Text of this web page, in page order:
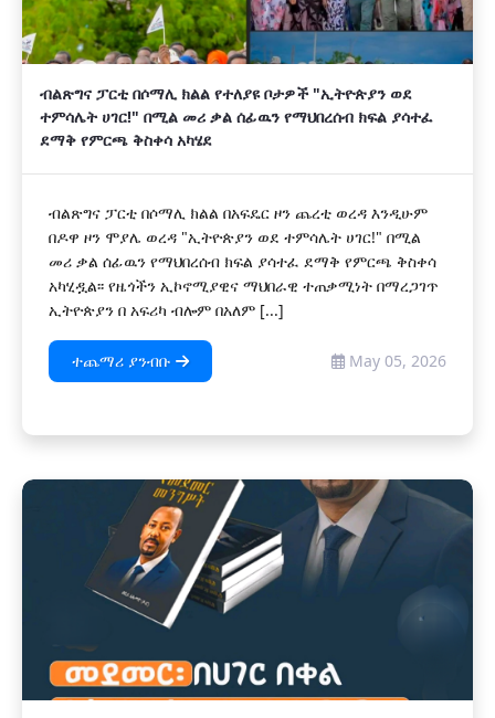
ብልጽግና ፓርቲ በሶማሊ ክልል የተለያዩ ቦታዎች "ኢትዮጵያን ወደ
ተምሳሌት ሀገር!" በሚል መሪ ቃል ሰፊዉን የማህበረሰብ ክፍል ያሳተፈ
ደማቅ የምርጫ ቅስቀሳ አካሄደ
ብልጽግና ፓርቲ በሶማሊ ክልል በአፍዴር ዞን ጨረቲ ወረዳ እንዲሁም
በዶዋ ዞን ሞያሌ ወረዳ "ኢትዮጵያን ወደ ተምሳሌት ሀገር!" በሚል
መሪ ቃል ሰፊዉን የማህበረሰብ ክፍል ያሳተፈ ደማቅ የምርጫ ቅስቀሳ
አካሂዷል፡፡ የዜጎችን ኢኮኖሚያዊና ማህበራዊ ተጠቃሚነት በማረጋገጥ
ኢትዮጵያን በ አፍሪካ ብሎም በአለም [...]
ተጨማሪ ያንብቡ May 05, 2026